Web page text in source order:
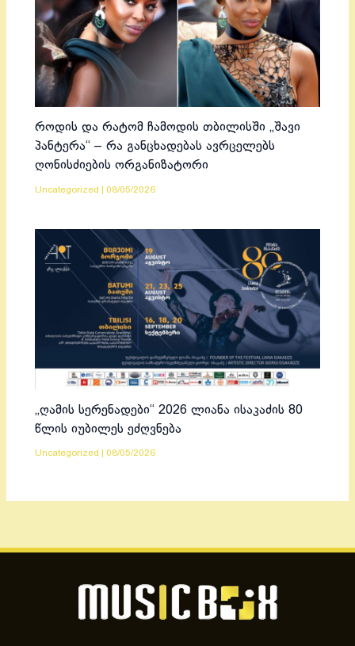
როდის და რატომ ჩამოდის თბილისში „შავი
პანტერა“ – რა განცხადებას ავრცელებს
ღონისძიების ორგანიზატორი
Uncategorized 08/05/2026
„ღამის სერენადები“ 2026 ლიანა ისაკაძის 80
წლის იუბილეს ეძღვნება
Uncategorized 08/05/2026